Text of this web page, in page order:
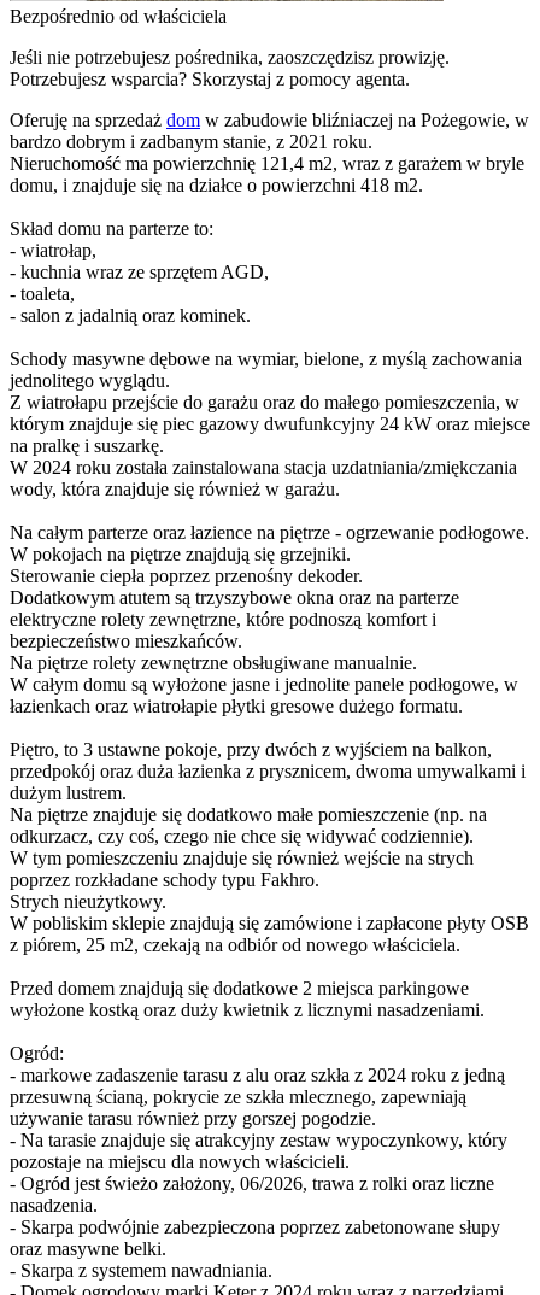
Bezpośrednio od właściciela
Jeśli nie potrzebujesz pośrednika, zaoszczędzisz prowizję.
Potrzebujesz wsparcia? Skorzystaj z pomocy agenta.
Oferuję na sprzedaż dom w zabudowie bliźniaczej na Pożegowie, w
bardzo dobrym i zadbanym stanie, z 2021 roku.
Nieruchomość ma powierzchnię 121,4 m2, wraz z garażem w bryle
domu, i znajduje się na działce o powierzchni 418 m2.
Skład domu na parterze to:
- wiatrołap,
- kuchnia wraz ze sprzętem AGD,
- toaleta,
- salon z jadalnią oraz kominek.
Schody masywne dębowe na wymiar, bielone, z myślą zachowania
jednolitego wyglądu.
Z wiatrołapu przejście do garażu oraz do małego pomieszczenia, w
którym znajduje się piec gazowy dwufunkcyjny 24 kW oraz miejsce
na pralkę i suszarkę.
W 2024 roku została zainstalowana stacja uzdatniania/zmiękczania
wody, która znajduje się również w garażu.
Na całym parterze oraz łazience na piętrze - ogrzewanie podłogowe.
W pokojach na piętrze znajdują się grzejniki.
Sterowanie ciepła poprzez przenośny dekoder.
Dodatkowym atutem są trzyszybowe okna oraz na parterze
elektryczne rolety zewnętrzne, które podnoszą komfort i
bezpieczeństwo mieszkańców.
Na piętrze rolety zewnętrzne obsługiwane manualnie.
W całym domu są wyłożone jasne i jednolite panele podłogowe, w
łazienkach oraz wiatrołapie płytki gresowe dużego formatu.
Piętro, to 3 ustawne pokoje, przy dwóch z wyjściem na balkon,
przedpokój oraz duża łazienka z prysznicem, dwoma umywalkami i
dużym lustrem.
Na piętrze znajduje się dodatkowo małe pomieszczenie (np. na
odkurzacz, czy coś, czego nie chce się widywać codziennie).
W tym pomieszczeniu znajduje się również wejście na strych
poprzez rozkładane schody typu Fakhro.
Strych nieużytkowy.
W pobliskim sklepie znajdują się zamówione i zapłacone płyty OSB
z piórem, 25 m2, czekają na odbiór od nowego właściciela.
Przed domem znajdują się dodatkowe 2 miejsca parkingowe
wyłożone kostką oraz duży kwietnik z licznymi nasadzeniami.
Ogród:
- markowe zadaszenie tarasu z alu oraz szkła z 2024 roku z jedną
przesuwną ścianą, pokrycie ze szkła mlecznego, zapewniają
używanie tarasu również przy gorszej pogodzie.
- Na tarasie znajduje się atrakcyjny zestaw wypoczynkowy, który
pozostaje na miejscu dla nowych właścicieli.
- Ogród jest świeżo założony, 06/2026, trawa z rolki oraz liczne
nasadzenia.
- Skarpa podwójnie zabezpieczona poprzez zabetonowane słupy
oraz masywne belki.
- Skarpa z systemem nawadniania.